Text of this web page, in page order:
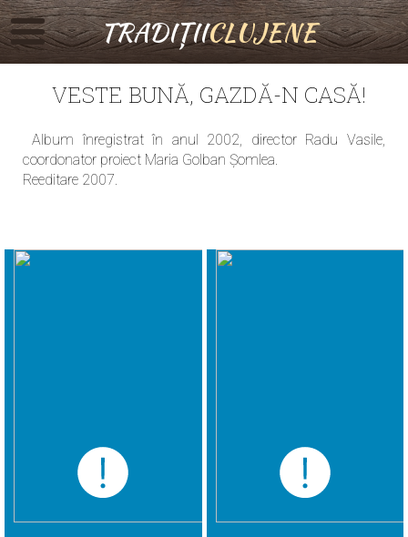
TRADIȚIICLUJENE
VESTE BUNĂ, GAZDĂ-N CASĂ!
Album înregistrat în anul 2002, director Radu Vasile,
coordonator proiect Maria Golban Șomlea.
Reeditare 2007.